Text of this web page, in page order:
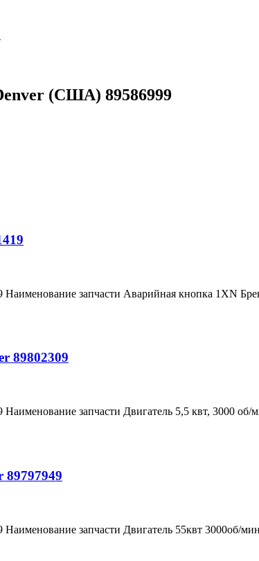
(США) 89586999
запчасти Аварийная кнопка 1XN
89802309
запчасти Двигатель 5,5 квт, 3000
89797949
запчасти Двигатель 55квт 3000об/